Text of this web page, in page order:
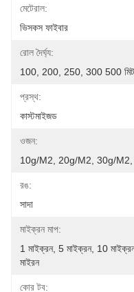
মেটেরাল:
ভিসকস ফাইবার
রোল দৈর্ঘ্য:
100, 200, 250, 300 500
প্রস্থ:
কাস্টমাইজড
ওজন:
10g/m2, 20g/m2, 30g/
রঙ:
সাদা
মাইক্রন মাপ:
1 মাইক্রন, 5 মাইক্রন, 10
মাইরন
কোর টব: